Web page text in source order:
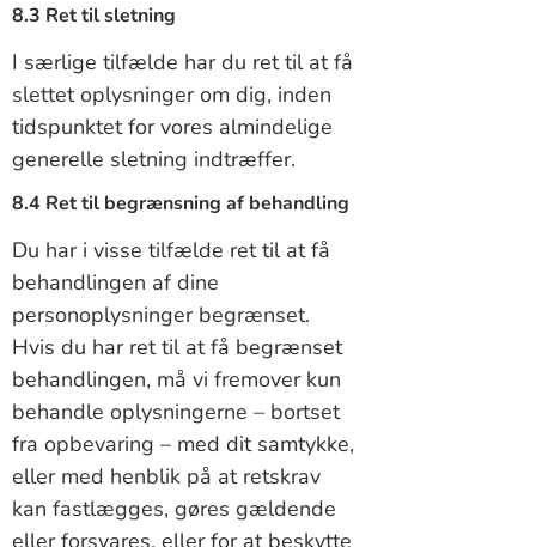
8.3 Ret til sletning
I særlige tilfælde har du ret til at få
slettet oplysninger om dig, inden
tidspunktet for vores almindelige
generelle sletning indtræffer.
8.4 Ret til begrænsning af behandling
Du har i visse tilfælde ret til at få
behandlingen af dine
personoplysninger begrænset.
Hvis du har ret til at få begrænset
behandlingen, må vi fremover kun
behandle oplysningerne – bortset
fra opbevaring – med dit samtykke,
eller med henblik på at retskrav
kan fastlægges, gøres gældende
eller forsvares, eller for at beskytte